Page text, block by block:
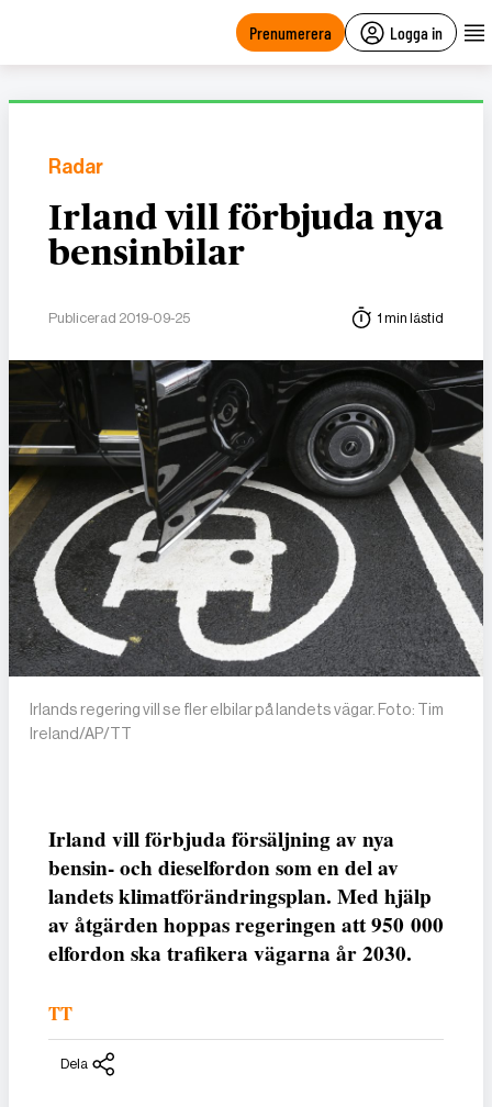
Prenumerera Logga in
Radar
Irland vill förbjuda nya
bensinbilar
Publicerad 2019-09-25 1 min lästid
Irlands regering vill se fler elbilar på landets vägar. Foto: Tim
Ireland/AP/TT
Irland vill förbjuda försäljning av nya
bensin- och dieselfordon som en del av
landets klimatförändringsplan. Med hjälp
av åtgärden hoppas regeringen att 950 000
elfordon ska trafikera vägarna år 2030.
TT
Dela